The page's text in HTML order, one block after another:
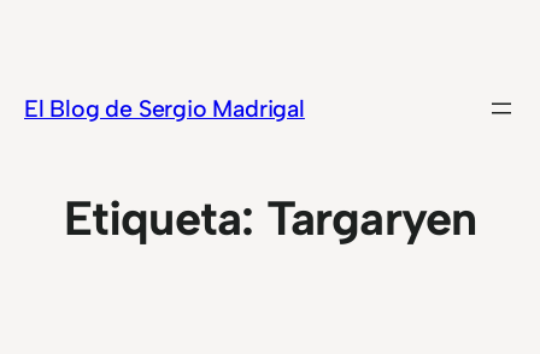
contenido
El Blog de Sergio Madrigal
Etiqueta: Targaryen